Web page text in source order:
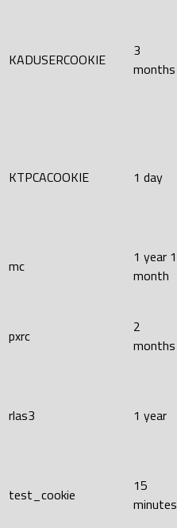
KADUSERCOOKIE
3
months
KTPCACOOKIE 1 day
mc
1 year 1
month
pxrc
2
months
rlas3 1 year
test_cookie
15
minutes